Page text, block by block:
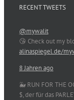
RECENT TWEETS
@mywalit
😘 Check out my
alinaspiegel.de/
8 Jahren ago
🐳 RUN FOR THE
$, der für das